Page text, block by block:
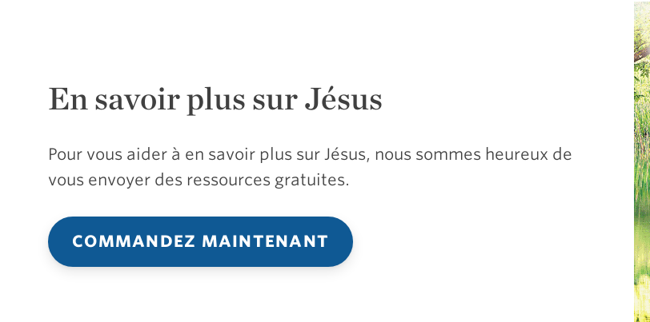
En savoir plus sur Jésus
Pour vous aider à en savoir plus sur Jésus, nous sommes heureux de
vous envoyer des ressources gratuites.
COMMANDEZ MAINTENANT